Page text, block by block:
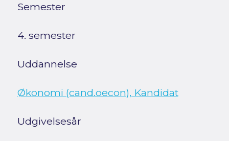
Semester
4. semester
Uddannelse
Økonomi (cand.oecon), Kandidat
Udgivelsesår